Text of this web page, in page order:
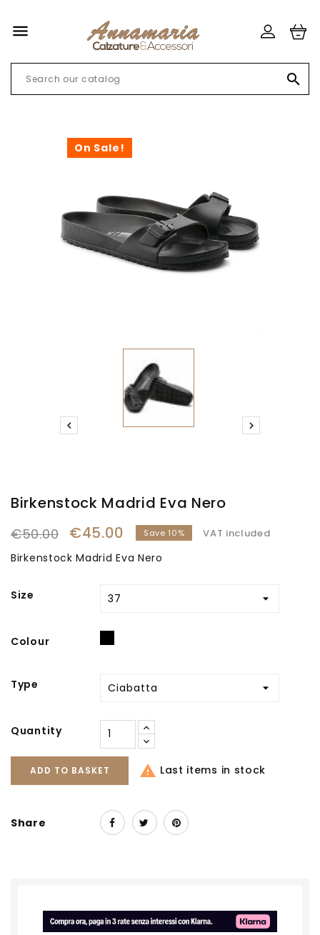


On Sale!
 
Birkenstock Madrid Eva Nero
€50.00 €45.00 Save 10% VAT included
Birkenstock Madrid Eva Nero
Size
Colour
Type
Quantity
ADD TO BASKET  Last items in stock
Share